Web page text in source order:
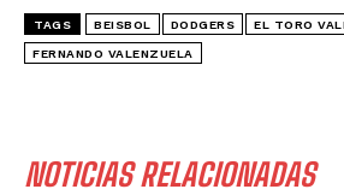
TAGS BEISBOL DODGERS EL TORO
FERNANDO VALENZUELA
NOTICIAS RELACIONADAS